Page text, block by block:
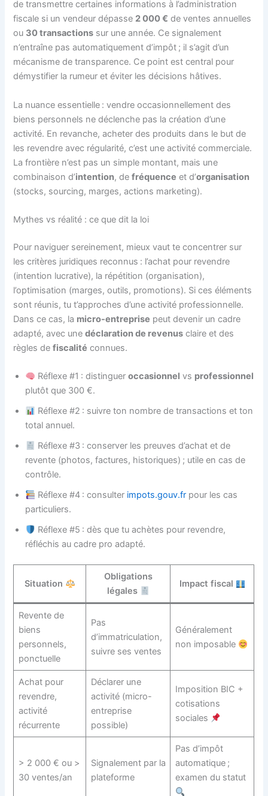
de transmettre certaines informations à l’administration
fiscale si un vendeur dépasse 2 000 € de ventes annuelles
ou 30 transactions sur une année. Ce signalement
n’entraîne pas automatiquement d’impôt ; il s’agit d’un
mécanisme de transparence. Ce point est central pour
démystifier la rumeur et éviter les décisions hâtives.
La nuance essentielle : vendre occasionnellement des
biens personnels ne déclenche pas la création d’une
activité. En revanche, acheter des produits dans le but de
les revendre avec régularité, c’est une activité commerciale.
La frontière n’est pas un simple montant, mais une
combinaison d’intention, defréquence et d’organisation
(stocks, sourcing, marges, actions marketing).
Mythes vs réalité : ce que dit la loi
Pour naviguer sereinement, mieux vaut te concentrer sur
les critères juridiques reconnus : l’achat pour revendre
(intention lucrative), la répétition (organisation),
l’optimisation (marges, outils, promotions). Si ces éléments
sont réunis, tu t’approches d’une activité professionnelle.
Dans ce cas, la micro-entreprise peut devenir un cadre
adapté, avec unedéclaration de revenus claire et des
règles defiscalité connues.
Réflexe #1 : distingueroccasionnel vs professionnel
plutôt que 300 €.
Réflexe #2 : suivre ton nombre de transactions et ton
total annuel.
Réflexe #3 : conserver les preuves d’achat et de
revente (photos, factures, historiques) ; utile en cas de
contrôle.
Réflexe #4 : consulter impots.gouv.fr pour les cas
particuliers.
Réflexe #5 : dès que tu achètes pour revendre,
réfléchis au cadre pro adapté.
Situation
Obligations
légales
Impact fiscal
Revente de
biens
personnels,
ponctuelle
Pas
d’immatriculation,
suivre ses ventes
Généralement
non imposable
Achat pour
revendre,
activité
récurrente
Déclarer une
activité (micro-
entreprise
possible)
Imposition BIC +
cotisations
sociales
> 2 000 € ou >
30 ventes/an
Signalement par la
plateforme
Pas d’impôt
automatique ;
examen du statut